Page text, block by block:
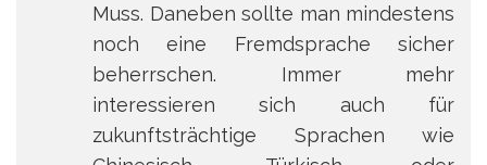
Muss. Daneben sollte man mindestens
noch eine Fremdsprache sicher
beherrschen. Immer mehr
interessieren sich auch für
zukunftsträchtige Sprachen wie